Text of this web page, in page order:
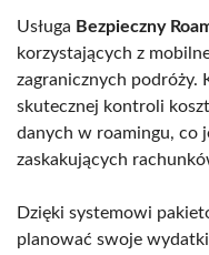
Usługa Bezpieczny
korzystających z
zagranicznych podróży.
skutecznej kontroli
danych w roamingu, co
zaskakujących
Dzięki systemowi
planować swoje